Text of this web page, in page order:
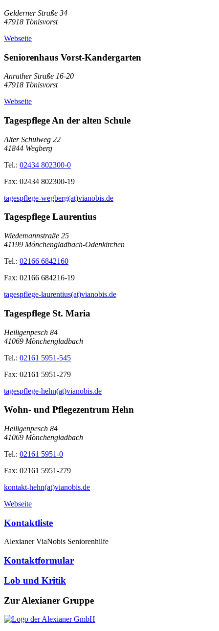
Gelderner Straße 34
47918 Tönisvorst
Webseite
Seniorenhaus Vorst-​Kandergarten
Anrather Straße 16-20
47918 Tönisvorst
Webseite
Tagespflege An der alten Schule
Alter Schulweg 22
41844 Wegberg
Tel.: 02434 802300-0
Fax: 02434 802300-19
tagespflege-wegberg(at)vianobis.de
Tagespflege Laurentius
Wiedemannstraße 25
41199 Mönchengladbach-Odenkirchen
Tel.: 02166 6842160
Fax: 02166 684216-19
tagespflege-laurentius(at)vianobis.de
Tagespflege St. Maria
Heiligenpesch 84
41069 Mönchengladbach
Tel.: 02161 5951-545
Fax: 02161 5951-279
tagespflege-hehn(at)vianobis.de
Wohn- und Pflegezentrum Hehn
Heiligenpesch 84
41069 Mönchengladbach
Tel.: 02161 5951-0
Fax: 02161 5951-279
kontakt-hehn(at)vianobis.de
Webseite
Kontaktliste
Alexianer ViaNobis Seniorenhilfe
Kontaktformular
Lob und Kritik
Zur Alexianer Gruppe